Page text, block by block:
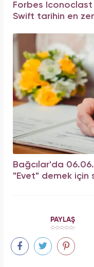
Forbes Iconoclast
Swift tarihin en
Bağcılar'da
"Evet" demek için
PAYLAŞ